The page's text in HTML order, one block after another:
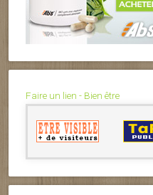
Faire un lien - Bien être